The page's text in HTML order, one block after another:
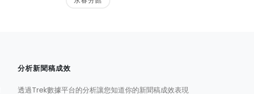
分析新聞稿成效
透過Trek數據平台的分析讓您知道你的新聞稿成效表現